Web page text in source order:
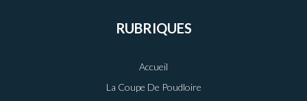
RUBRIQUES
Accueil
La Coupe De Poudloire